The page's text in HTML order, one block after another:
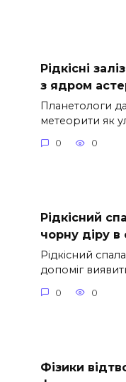
Рідкісні
з ядром
Планетологи
метеорити як
0 0
Рідкісний
чорну діру в
Рідкісний
допоміг
0 0
Фізики